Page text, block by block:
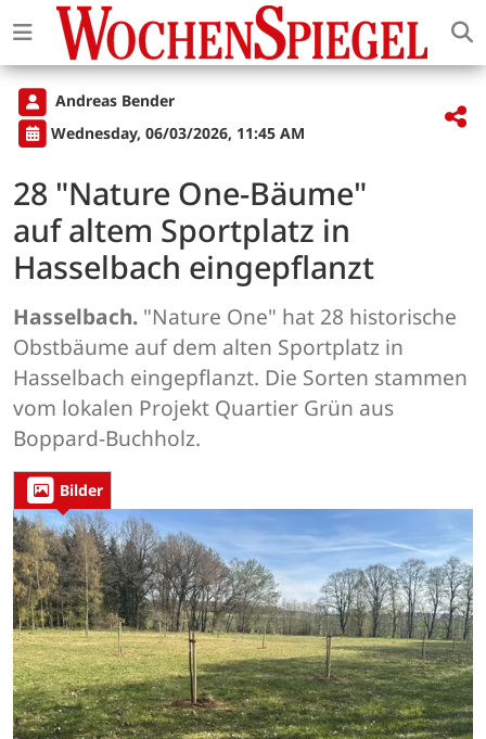
Andreas Bender
Wednesday, 06/03/2026, 11:45 AM
28 "Nature One-Bäume"
auf altem Sportplatz in
Hasselbach eingepflanzt
Hasselbach. "Nature One" hat 28 historische
Obstbäume auf dem alten Sportplatz in
Hasselbach eingepflanzt. Die Sorten stammen
vom lokalen Projekt Quartier Grün aus
Boppard-Buchholz.
Bilder